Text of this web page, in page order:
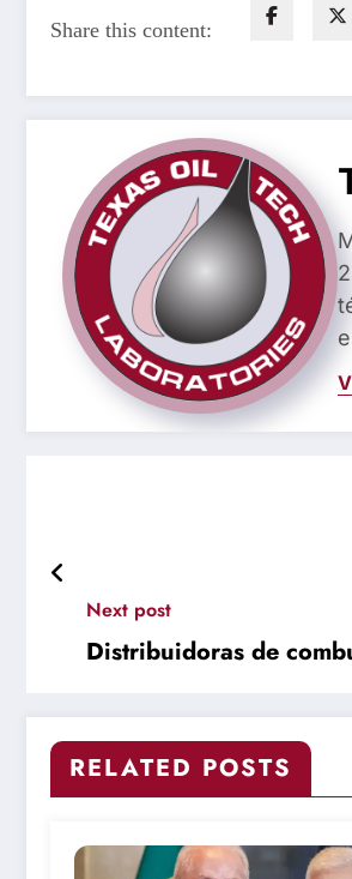
Share this content:
Next post
Distribuidoras de
RELATED POSTS